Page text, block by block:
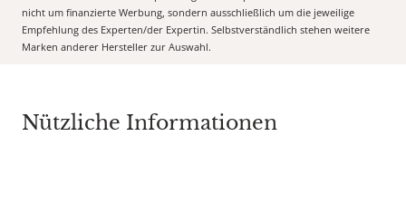
nicht um finanzierte Werbung, sondern ausschließlich um die jeweilige
Empfehlung des Experten/der Expertin. Selbstverständlich stehen weitere
Marken anderer Hersteller zur Auswahl.
Nützliche Informationen